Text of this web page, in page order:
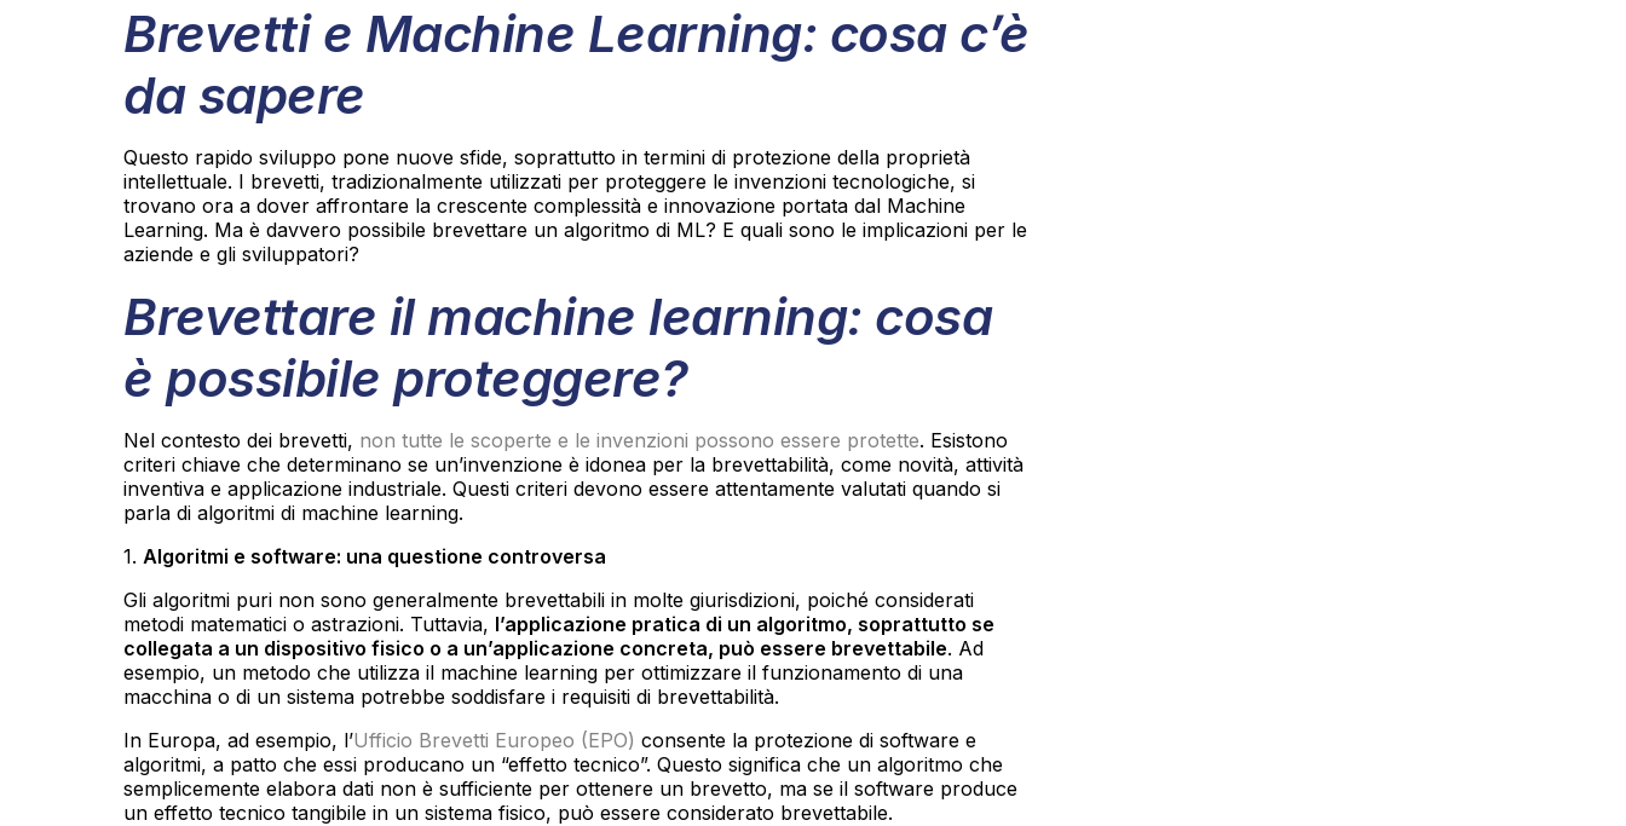
Brevetti e Machine Learning: cosa c’è
da sapere
Questo rapido sviluppo pone nuove sfide, soprattutto in termini di protezione della proprietà
intellettuale. I brevetti, tradizionalmente utilizzati per proteggere le invenzioni tecnologiche, si
trovano ora a dover affrontare la crescente complessità e innovazione portata dal Machine
Learning. Ma è davvero possibile brevettare un algoritmo di ML? E quali sono le implicazioni per le
aziende e gli sviluppatori?
Brevettare il machine learning: cosa
è possibile proteggere?
Nel contesto dei brevetti, non tutte le scoperte e le invenzioni possono essere protette. Esistono
criteri chiave che determinano se un’invenzione è idonea per la brevettabilità, come novità, attività
inventiva e applicazione industriale. Questi criteri devono essere attentamente valutati quando si
parla di algoritmi di machine learning.
1. Algoritmi e software: una questione controversa
Gli algoritmi puri non sono generalmente brevettabili in molte giurisdizioni, poiché considerati
metodi matematici o astrazioni. Tuttavia, l’applicazione pratica di un algoritmo, soprattutto se
collegata a un dispositivo fisico o a un’applicazione concreta, può essere brevettabile. Ad
esempio, un metodo che utilizza il machine learning per ottimizzare il funzionamento di una
macchina o di un sistema potrebbe soddisfare i requisiti di brevettabilità.
In Europa, ad esempio, l’Ufficio Brevetti Europeo (EPO) consente la protezione di software e
algoritmi, a patto che essi producano un “effetto tecnico”. Questo significa che un algoritmo che
semplicemente elabora dati non è sufficiente per ottenere un brevetto, ma se il software produce
un effetto tecnico tangibile in un sistema fisico, può essere considerato brevettabile.